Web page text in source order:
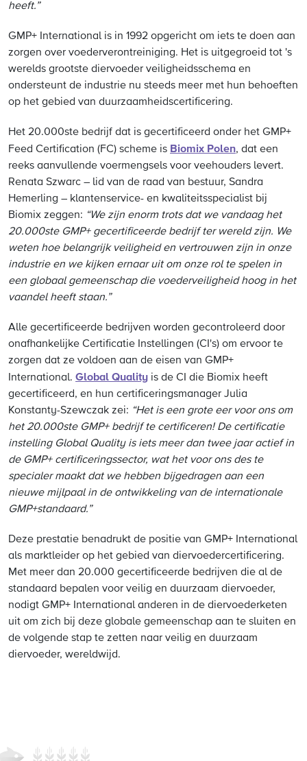
heeft.”
GMP+ International is in 1992 opgericht om iets te doen aan
zorgen over voederverontreiniging. Het is uitgegroeid tot 's
werelds grootste diervoeder veiligheidsschema en
ondersteunt de industrie nu steeds meer met hun behoeften
op het gebied van duurzaamheidscertificering.
Het 20.000ste bedrijf dat is gecertificeerd onder het GMP+
Feed Certification (FC) scheme is Biomix Polen, dat een
reeks aanvullende voermengsels voor veehouders levert.
Renata Szwarc – lid van de raad van bestuur, Sandra
Hemerling – klantenservice- en kwaliteitsspecialist bij
Biomix zeggen: “We zijn enorm trots dat we vandaag het
20.000ste GMP+ gecertificeerde bedrijf ter wereld zijn. We
weten hoe belangrijk veiligheid en vertrouwen zijn in onze
industrie en we kijken ernaar uit om onze rol te spelen in
een globaal gemeenschap die voederveiligheid hoog in het
vaandel heeft staan.”
Alle gecertificeerde bedrijven worden gecontroleerd door
onafhankelijke Certificatie Instellingen (CI's) om ervoor te
zorgen dat ze voldoen aan de eisen van GMP+
International. Global Quality is de CI die Biomix heeft
gecertificeerd, en hun certificeringsmanager Julia
Konstanty-Szewczak zei: “Het is een grote eer voor ons om
het 20.000ste GMP+ bedrijf te certificeren! De certificatie
instelling Global Quality is iets meer dan twee jaar actief in
de GMP+ certificeringssector, wat het voor ons des te
specialer maakt dat we hebben bijgedragen aan een
nieuwe mijlpaal in de ontwikkeling van de internationale
GMP+standaard.”
Deze prestatie benadrukt de positie van GMP+ International
als marktleider op het gebied van diervoedercertificering.
Met meer dan 20.000 gecertificeerde bedrijven die al de
standaard bepalen voor veilig en duurzaam diervoeder,
nodigt GMP+ International anderen in de diervoederketen
uit om zich bij deze globale gemeenschap aan te sluiten en
de volgende stap te zetten naar veilig en duurzaam
diervoeder, wereldwijd.